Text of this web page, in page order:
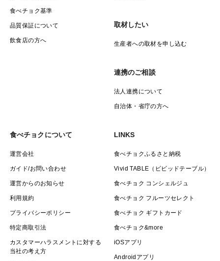
食べチョク基準
品質保証について
飲食店の方へ
取材したい
生産者への取材を申し込む
連携のご相談
法人連携について
自治体・省庁の方へ
食べチョクについて
運営会社
ガイド/お問い合わせ
運営からのお知らせ
利用規約
プライバシーポリシー
特定商取引法
カスタマーハラスメントに対する
当社の考え方
LINKS
食べチョクふるさと納税
Vivid TABLE（ビビッドテーブル）
食べチョク コンシェルジュ
食べチョク フルーツセレクト
食べチョク ギフトカード
食べチョク&more
iOSアプリ
Androidアプリ